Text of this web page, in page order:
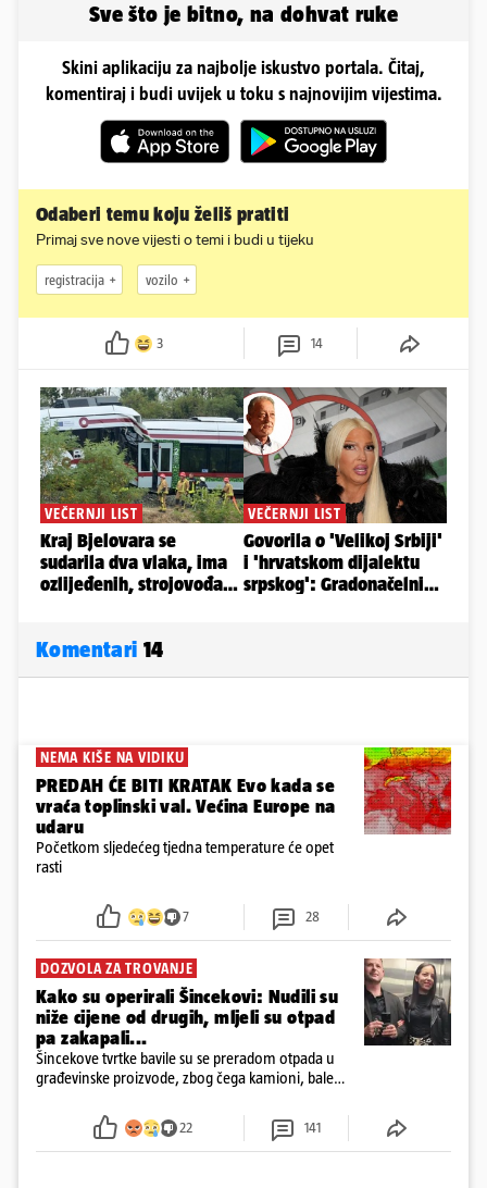
Sve što je bitno, na dohvat ruke
Skini aplikaciju za najbolje iskustvo portala. Čitaj,
komentiraj i budi uvijek u toku s najnovijim vijestima.
Odaberi temu koju želiš pratiti
Primaj sve nove vijesti o temi i budi u tijeku
registracija vozilo
3 14
Komentari 14
NEMA KIŠE NA VIDIKU
PREDAH ĆE BITI KRATAK Evo kada se
vraća toplinski val. Većina Europe na
udaru
Početkom sljedećeg tjedna temperature će opet
rasti
7 28
DOZVOLA ZA TROVANJE
Kako su operirali Šincekovi: Nudili su
niže cijene od drugih, mljeli su otpad
pa zakapali...
Šincekove tvrtke bavile su se preradom otpada u
građevinske proizvode, zbog čega kamioni, bale
22 141